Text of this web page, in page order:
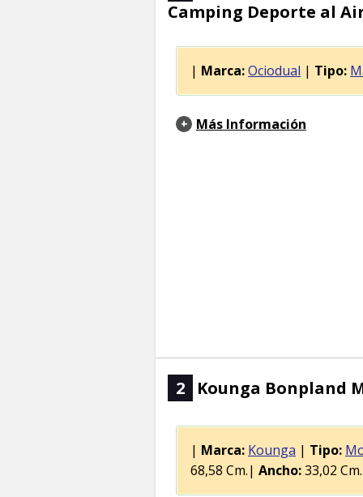
Camping Deporte al
| Marca:Ociodual | Tipo:
Más Información
2 Kounga Bonpland
| Marca: Kounga | Tipo:
68,58 Cm.| Ancho:33,02